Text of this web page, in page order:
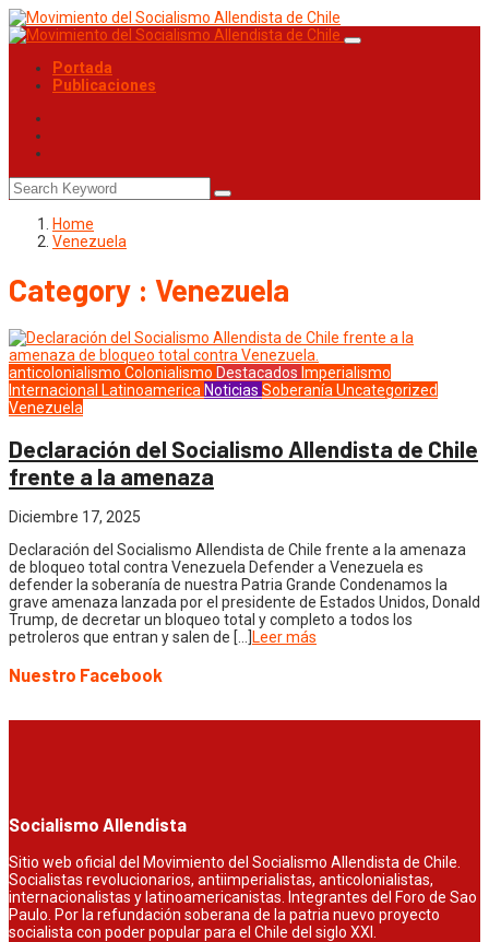
Portada
Publicaciones
Home
Venezuela
Category : Venezuela
anticolonialismo Colonialismo Destacados Imperialismo
Internacional Latinoamerica Noticias Soberanía Uncategorized
Venezuela
Declaración del Socialismo Allendista de Chile
frente a la amenaza
Diciembre 17, 2025
Declaración del Socialismo Allendista de Chile frente a la amenaza
de bloqueo total contra Venezuela Defender a Venezuela es
defender la soberanía de nuestra Patria Grande Condenamos la
grave amenaza lanzada por el presidente de Estados Unidos, Donald
Trump, de decretar un bloqueo total y completo a todos los
petroleros que entran y salen de […] Leer más
Nuestro Facebook
Socialismo Allendista
Sitio web oficial del Movimiento del Socialismo Allendista de Chile.
Socialistas revolucionarios, antiimperialistas, anticolonialistas,
internacionalistas y latinoamericanistas. Integrantes del Foro de Sao
Paulo. Por la refundación soberana de la patria nuevo proyecto
socialista con poder popular para el Chile del siglo XXI.